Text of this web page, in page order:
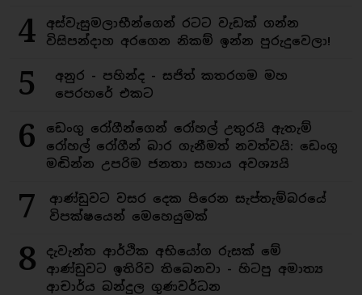
4
අස්වැසුමලාභීන්ගෙන් රටට වැඩක් ගන්න
විසිපන්දාහ අරගෙන නිකම් ඉන්න පුරුදුවෙලා!
5
අනුර - පහින්ද - සජිත් කතරගම මහ
පෙරහරේ එකට
6
ඩෙංගු රෝගීන්ගෙන් රෝහල් උතුරයි ඇතැම්
රෝහල් රෝගීන් බාර ගැනීමත් නවත්වයි: ඩෙංගු
මඬින්න උපරිම ජනතා සහාය අවශ්‍යයි
7
ආණ්ඩුවට වසර දෙක පිරෙන සැප්තැම්බරයේ
විපක්ෂයෙන් මෙහෙයුමක්
8
දැවැන්ත ආර්ථික අභියෝග රුසක් මේ
ආණ්ඩුවට ඉතිරිව තිබෙනවා - හිටපු අමාත්‍ය
ආචාර්ය බන්දුල ගුණවර්ධන